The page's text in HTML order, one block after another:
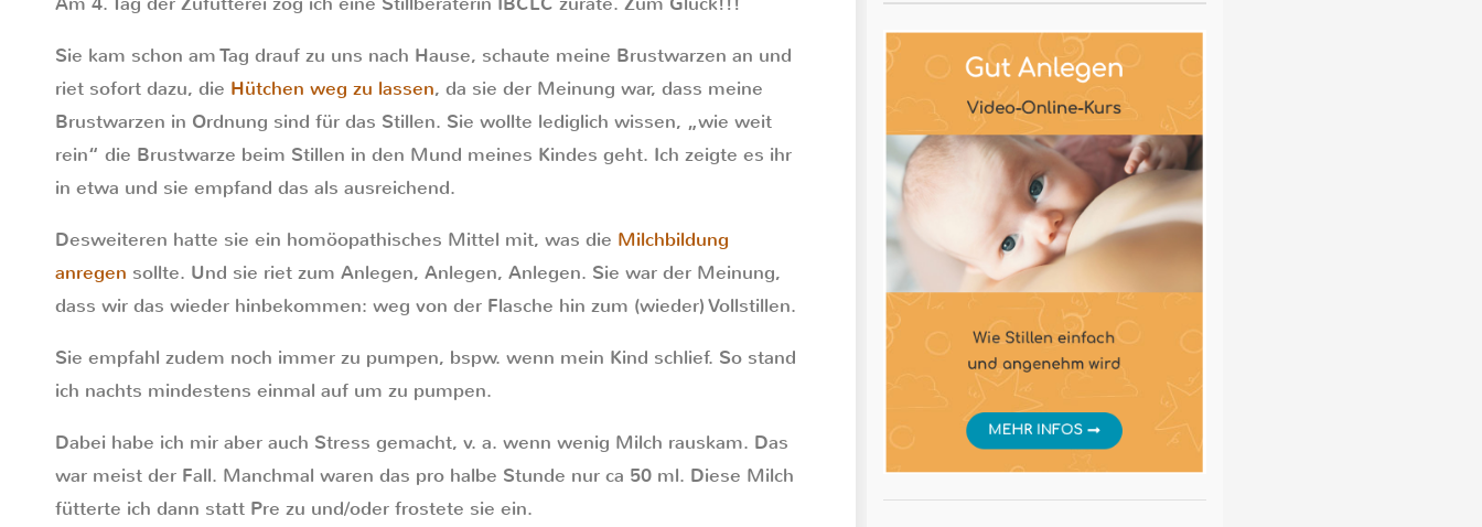
Sie kam schon am Tag drauf zu uns nach Hause, schaute meine Brustwarzen an und
riet sofort dazu, die Hütchen weg zu lassen, da sie der Meinung war, dass meine
Brustwarzen in Ordnung sind für das Stillen. Sie wollte lediglich wissen, „wie weit
rein“ die Brustwarze beim Stillen in den Mund meines Kindes geht. Ich zeigte es ihr
in etwa und sie empfand das als ausreichend.
Desweiteren hatte sie ein homöopathisches Mittel mit, was die Milchbildung
anregen sollte. Und sie riet zum Anlegen, Anlegen, Anlegen. Sie war der Meinung,
dass wir das wieder hinbekommen: weg von der Flasche hin zum (wieder) Vollstillen.
Sie empfahl zudem noch immer zu pumpen, bspw. wenn mein Kind schlief. So stand
ich nachts mindestens einmal auf um zu pumpen.
Dabei habe ich mir aber auch Stress gemacht, v. a. wenn wenig Milch rauskam. Das
war meist der Fall. Manchmal waren das pro halbe Stunde nur ca 50 ml. Diese Milch
fütterte ich dann statt Pre zu und/oder frostete sie ein.